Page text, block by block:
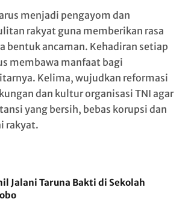
menjadi pengayom dan
rakyat guna memberikan rasa
bentuk ancaman. Kehadiran setiap
membawa manfaat bagi
Kelima, wujudkan reformasi
dan kultur organisasi TNI agar
yang bersih, bebas korupsi dan
rakyat.
Jalani Taruna Bakti di Sekolah